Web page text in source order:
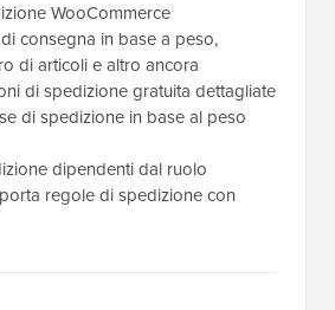
WooCommerce
consegna in base a peso,
di articoli e altro ancora
di spedizione gratuita dettagliate
di spedizione in base al peso
dipendenti dal ruolo
regole di spedizione con